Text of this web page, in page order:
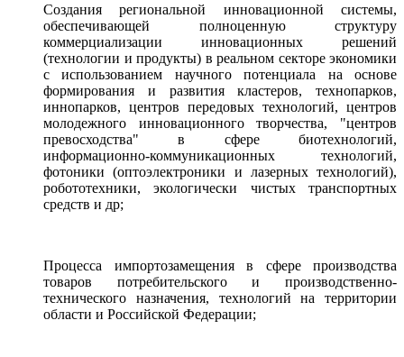
Создания региональной инновационной системы,
обеспечивающей полноценную структуру
коммерциализации инновационных решений
(технологии и продукты) в реальном секторе экономики
с использованием научного потенциала на основе
формирования и развития кластеров, технопарков,
иннопарков, центров передовых технологий, центров
молодежного инновационного творчества, "центров
превосходства" в сфере биотехнологий,
информационно-коммуникационных технологий,
фотоники (оптоэлектроники и лазерных технологий),
робототехники, экологически чистых транспортных
средств и др;
Процесса импортозамещения в сфере производства
товаров потребительского и производственно-
технического назначения, технологий на территории
области и Российской Федерации;